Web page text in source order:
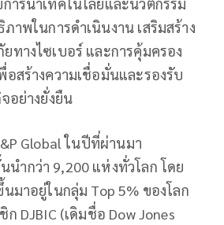
าพในการดำเนินงาน เสริมสร้าง
ทางไซเบอร์ และการคุ้มครอง
สร้างความเชื่อมั่นและรองรับ
อย่างยั่งยืน
Global ในปีที่ผ่านมา
ำกว่า 9,200 แห่งทั่วโลก โดย
มาอยู่ในกลุ่ม Top 5% ของโลก
DJBIC (เดิมชื่อ Dow Jones